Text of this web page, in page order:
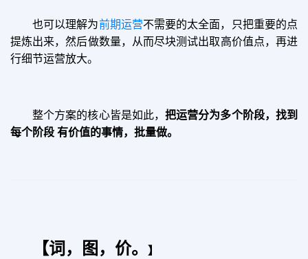
也可以理解为前期运营不需要的太全面，只把重要的点
提炼出来，然后做数量，从而尽块测试出取高价值点，再进
行细节运营放大。
整个方案的核心皆是如此，把运营分为多个阶段，找到
每个阶段 有价值的事情，批量做。
【词，图，价。 】